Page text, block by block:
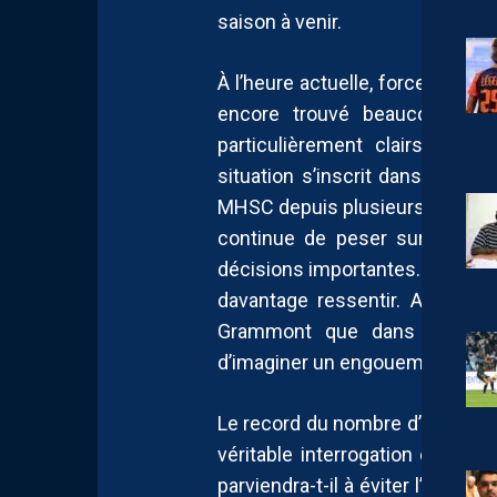
saison à venir.
À l’heure actuelle, force est
encore trouvé beaucoup
particulièrement clairsemé
situation s’inscrit dans un
MHSC depuis plusieurs
continue de peser sur de
décisions importantes. Jour
davantage ressentir. Alors
Grammont que dans une
d’imaginer un engouement
Le record du nombre
véritable interrogation est
parviendra-t-il à éviter l’un